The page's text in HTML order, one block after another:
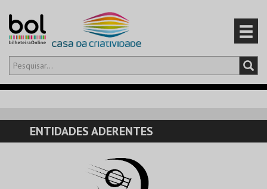
Olá,iniciar sessão
CARRINHO
EVENTOS
ENTIDADES ADERENTES